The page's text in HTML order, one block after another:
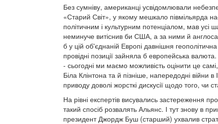
Без сумніву, американці усвідомлювали
«Старий Світ», у якому мешкало півмільярда
політичним і культурним потенціалом, мав усі
неминуче витіснив би США, а за ними й
б у цій об'єднаній Европі давнішня
провідні позиції зайняла б европейська
- сьогодні ми маємо можливість оцінити це
Біла Клінтона та й пізніше, напередодні війни
приводу доволі жорсткі дискусії щодо того,
На рівні експертів висувались застереження
такий спосіб розвалять Альянс. І тут знову в
президент Джордж Буш (старший) ухвалив